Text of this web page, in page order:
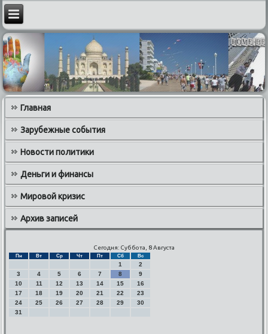
Главная
Зарубежные события
Новости политики
Деньги и финансы
Мировой кризис
Архив записей
Сегодня: Суббота, 8 Августа
Пн Вт Ср Чт Пт Сб Вс
1
2
3
4 5 6 7 8
9
10
11 12 13 14 15
16
17
18 19 20 21 22
23
24
25 26 27 28 29
30
31